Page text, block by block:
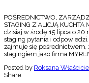
POŚREDNICTWO,
STAGING Z ALICJĄ
dzisiaj w środę 15 lipca o 20
staging pytania i
zajmuje się
stagingiem jako firma
Posted by Roksana
Share: